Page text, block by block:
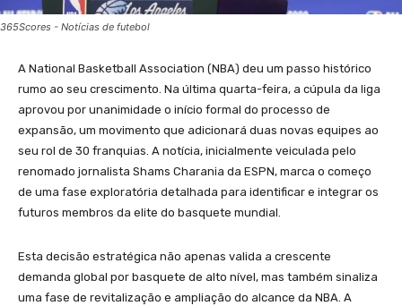
365Scores - Notícias de futebol
A National Basketball Association (NBA) deu um passo histórico
rumo ao seu crescimento. Na última quarta-feira, a cúpula da liga
aprovou por unanimidade o início formal do processo de
expansão, um movimento que adicionará duas novas equipes ao
seu rol de 30 franquias. A notícia, inicialmente veiculada pelo
renomado jornalista Shams Charania da ESPN, marca o começo
de uma fase exploratória detalhada para identificar e integrar os
futuros membros da elite do basquete mundial.
Esta decisão estratégica não apenas valida a crescente
demanda global por basquete de alto nível, mas também sinaliza
uma fase de revitalização e ampliação do alcance da NBA. A